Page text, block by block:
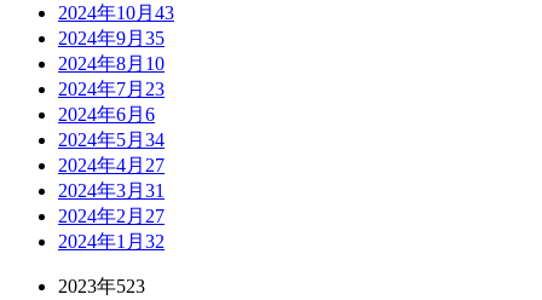
2024年10月 43
2024年9月 35
2024年8月 10
2024年7月 23
2024年6月 6
2024年5月 34
2024年4月 27
2024年3月 31
2024年2月 27
2024年1月 32
2023年523